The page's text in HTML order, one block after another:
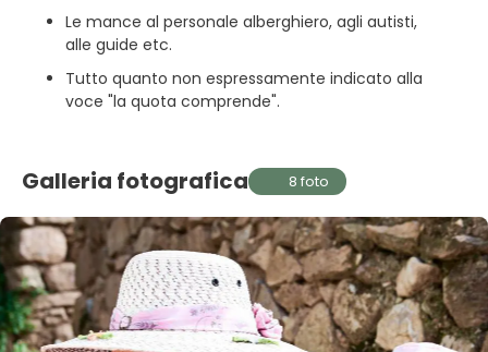
Le mance al personale alberghiero, agli autisti,
alle guide etc.
Tutto quanto non espressamente indicato alla
voce "la quota comprende".
Galleria fotografica 8 foto